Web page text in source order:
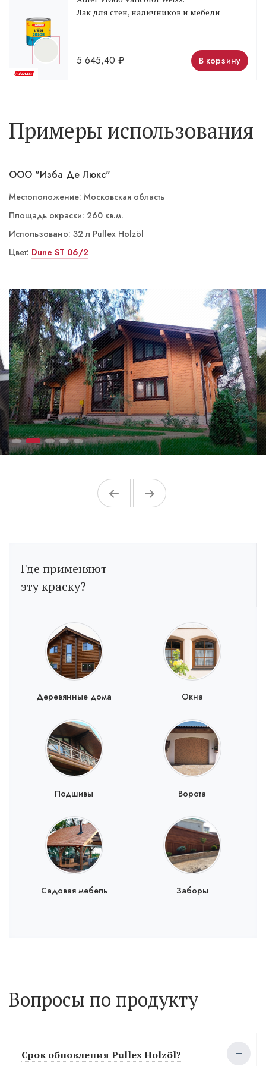
Лак для стен, наличников и мебели
5 645,40 ₽ В корзину
Примеры использования
ST 06/5 Nomade
ООО "Изба Де Люкс"
Местоположение: Московская область
Площадь окраски: 260 кв.м.
Использовано: 32 л Pullex Holzöl
Цвет: Dune ST 06/2
ST 06/1 Weiss Tiger
ST 03/4 Yoga светлая
ST 03/4 Yoga темная
Где применяют
эту краску?
Деревянные дома Окна
Подшивы Ворота
Садовая мебель Заборы
Вопросы по продукту
Срок обновления Pullex Holzöl?